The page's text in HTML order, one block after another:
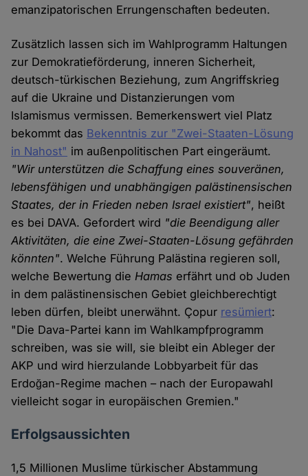
emanzipatorischen Errungenschaften bedeuten.
Zusätzlich lassen sich im Wahlprogramm Haltungen
zur Demokratieförderung, inneren Sicherheit,
deutsch-türkischen Beziehung, zum Angriffskrieg
auf die Ukraine und Distanzierungen vom
Islamismus vermissen. Bemerkenswert viel Platz
bekommt das Bekenntnis zur "Zwei-Staaten-Lösung
in Nahost" im außenpolitischen Part eingeräumt.
"Wir unterstützen die Schaffung eines souveränen,
lebensfähigen und unabhängigen palästinensischen
Staates, der in Frieden neben Israel existiert", heißt
es bei DAVA. Gefordert wird "die Beendigung aller
Aktivitäten, die eine Zwei-Staaten-Lösung gefährden
könnten". Welche Führung Palästina regieren soll,
welche Bewertung dieHamas erfährt und ob Juden
in dem palästinensischen Gebiet gleichberechtigt
leben dürfen, bleibt unerwähnt. Çopur resümiert:
"Die Dava-Partei kann im Wahlkampfprogramm
schreiben, was sie will, sie bleibt ein Ableger der
AKP und wird hierzulande Lobbyarbeit für das
Erdoğan-Regime machen – nach der Europawahl
vielleicht sogar in europäischen Gremien."
Erfolgsaussichten
1,5 Millionen Muslime türkischer Abstammung